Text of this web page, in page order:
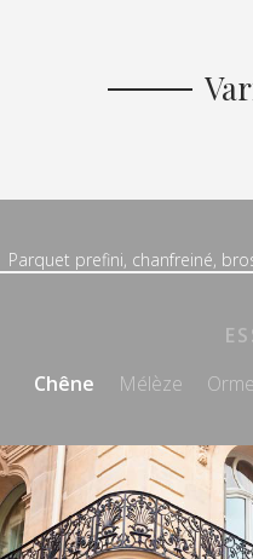
Parquet prefini, chanfreiné,
Chêne
Mélèze Orme